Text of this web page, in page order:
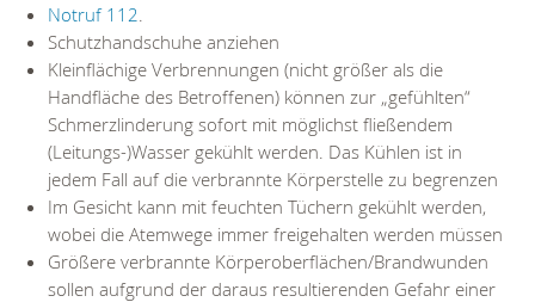
Notruf 112
Schutzhandschuhe anziehen
Kleinflächige Verbrennungen (nicht größer als die
Handfläche des Betroffenen) können zur „gefühlten“
Schmerzlinderung sofort mit möglichst fließendem
(Leitungs-)Wasser gekühlt werden. Das Kühlen ist in
jedem Fall auf die verbrannte Körperstelle zu begrenzen
Im Gesicht kann mit feuchten Tüchern gekühlt werden,
wobei die Atemwege immer freigehalten werden müssen
Größere verbrannte Körperoberflächen/Brandwunden
sollen aufgrund der daraus resultierenden Gefahr einer